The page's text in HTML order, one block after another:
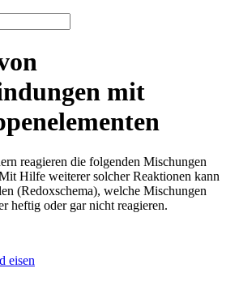
mit
reagieren die folgenden Mischungen
Hilfe weiterer solcher Reaktionen kann
(Redoxschema), welche Mischungen
heftig oder gar nicht reagieren.